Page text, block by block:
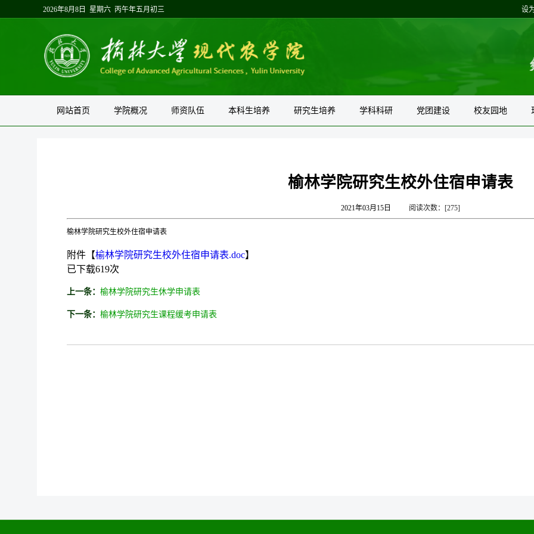
2026年8月8日 星期六 丙午年五月初三 设
网站首页 学院概况 师资队伍 本科生培养 研究生培养 学科科研 党团建设 校友园地
榆林学院研究生校外住宿申请表
2021年03月15日 阅读次数：[275]
榆林学院研究生校外住宿申请表
附件【榆林学院研究生校外住宿申请表.doc】
已下载619次
上一条： 榆林学院研究生休学申请表
下一条： 榆林学院研究生课程缓考申请表